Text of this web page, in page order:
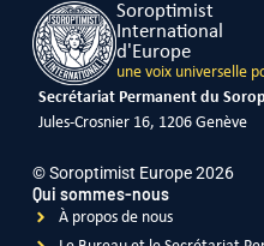
Soroptimist
International
d'Europe
une voix universelle
Secrétariat Permanent du
Jules-Crosnier 16, 1206 Genève
© Soroptimist Europe 2026
Qui sommes-nous
À propos de nous